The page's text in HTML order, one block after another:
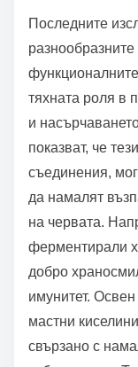
Какви са